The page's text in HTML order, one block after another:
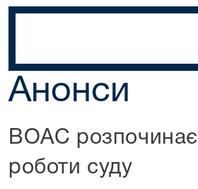
Анонси
ВОАС розпочинає
роботи суду